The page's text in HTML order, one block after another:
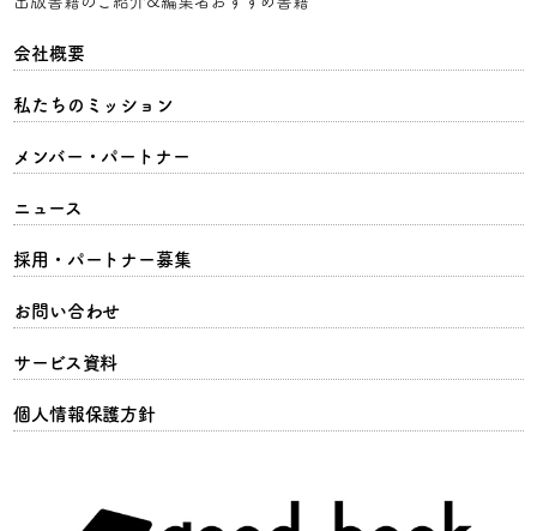
会社概要
私たちのミッション
メンバー・パートナー
ニュース
採用・パートナー募集
お問い合わせ
サービス資料
個人情報保護方針